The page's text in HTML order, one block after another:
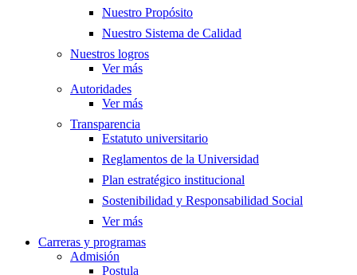
Nuestro Propósito
Nuestro Sistema de Calidad
Nuestros logros
Ver más
Autoridades
Ver más
Transparencia
Estatuto universitario
Reglamentos de la Universidad
Plan estratégico institucional
Sostenibilidad y Responsabilidad Social
Ver más
Carreras y programas
Admisión
Postula